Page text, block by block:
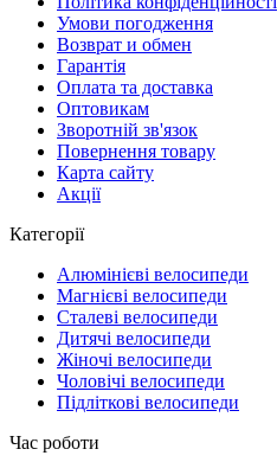
Умови погодження
Возврат и обмен
Гарантія
Оплата та доставка
Оптовикам
Зворотній зв'язок
Повернення товару
Карта сайту
Акції
Категорії
Алюмінієві велосипеди
Магнієві велосипеди
Сталеві велосипеди
Дитячі велосипеди
Жіночі велосипеди
Чоловічі велосипеди
Підліткові велосипеди
Час роботи